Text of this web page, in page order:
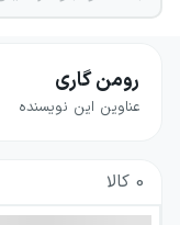
رومن گاری
عناوین این نویسنده
0 کالا